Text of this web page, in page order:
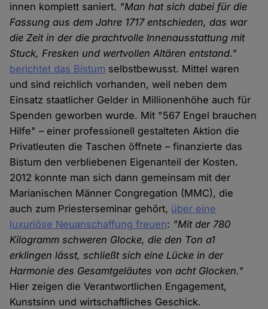
innen komplett saniert. "Man hat sich dabei für die
Fassung aus dem Jahre 1717 entschieden, das war
die Zeit in der die prachtvolle Innenausstattung mit
Stuck, Fresken und wertvollen Altären entstand."
berichtet das Bistum selbstbewusst. Mittel waren
und sind reichlich vorhanden, weil neben dem
Einsatz staatlicher Gelder in Millionenhöhe auch für
Spenden geworben wurde. Mit "567 Engel brauchen
Hilfe" – einer professionell gestalteten Aktion die
Privatleuten die Taschen öffnete – finanzierte das
Bistum den verbliebenen Eigenanteil der Kosten.
2012 konnte man sich dann gemeinsam mit der
Marianischen Männer Congregation (MMC), die
auch zum Priesterseminar gehört, über eine
luxuriöse Neuanschaffung freuen: "Mit der 780
Kilogramm schweren Glocke, die den Ton a1
erklingen lässt, schließt sich eine Lücke in der
Harmonie des Gesamtgeläutes von acht Glocken."
Hier zeigen die Verantwortlichen Engagement,
Kunstsinn und wirtschaftliches Geschick.